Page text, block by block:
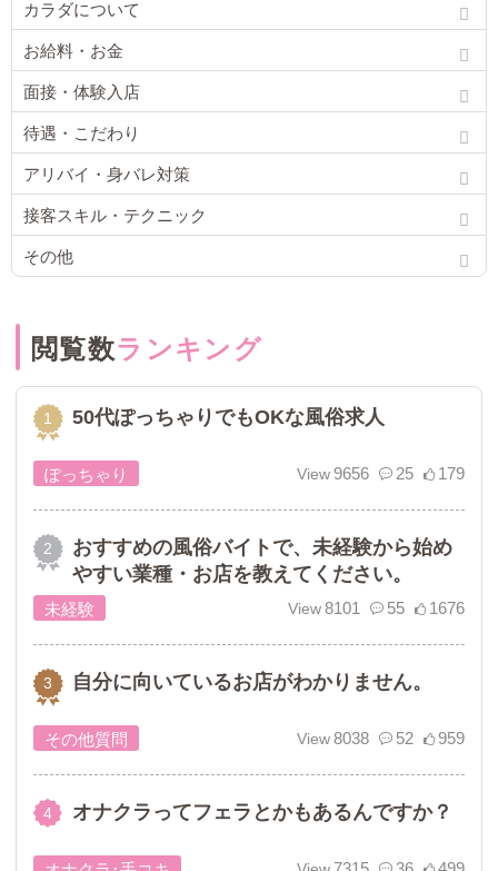
カラダについて
お給料・お金
面接・体験入店
待遇・こだわり
アリバイ・身バレ対策
接客スキル・テクニック
その他
閲覧数ランキング
50代ぽっちゃりでもOKな風俗求人
ぽっちゃり 9656 25 179
おすすめの風俗バイトで、未経験から始め
やすい業種・お店を教えてください。
未経験 8101 55 1676
自分に向いているお店がわかりません。
その他質問 8038 52 959
オナクラってフェラとかもあるんですか？